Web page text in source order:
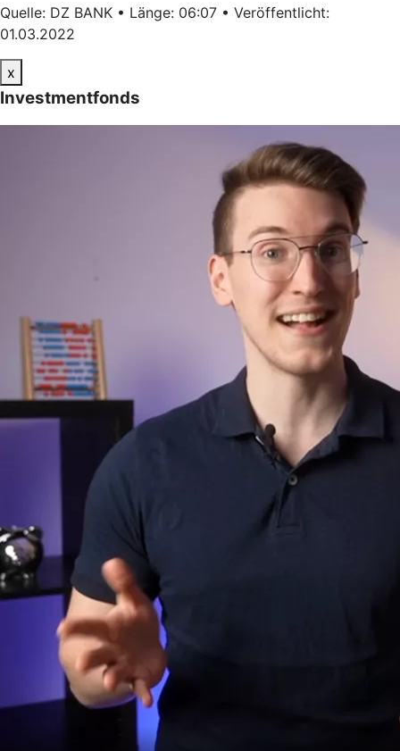
Quelle: DZ BANK • Länge: 06:07 • Veröffentlicht:
01.03.2022
x
Investmentfonds